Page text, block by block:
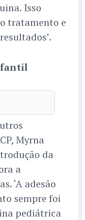
Isso
tratamento e
Myrna
da
a
‘A adesão
sempre foi
pediátrica